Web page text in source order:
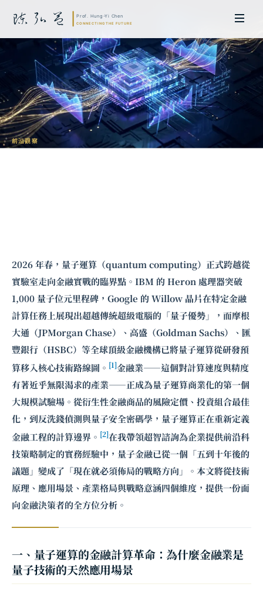
前沿觀察
2026 年春，量子運算（quantum computing）正式跨越從
實驗室走向金融實戰的臨界點。IBM 的 Heron 處理器突破
1,000 量子位元里程碑，Google 的 Willow 晶片在特定金融
計算任務上展現出超越傳統超級電腦的「量子優勢」，而摩根
大通（JPMorgan Chase）、高盛（Goldman Sachs）、匯
豐銀行（HSBC）等全球頂級金融機構已將量子運算從研發預
算移入核心技術路線圖。 [1]金融業——這個對計算速度與精度
有著近乎無限渴求的產業——正成為量子運算商業化的第一個
大規模試驗場。從衍生性金融商品的風險定價、投資組合最佳
化，到反洗錢偵測與量子安全密碼學，量子運算正在重新定義
金融工程的計算邊界。 [2]在我帶領超智諮詢為企業提供前沿科
技策略制定的實務經驗中，量子金融已從一個「五到十年後的
議題」變成了「現在就必須佈局的戰略方向」。本文將從技術
原理、應用場景、產業格局與戰略意涵四個維度，提供一份面
向金融決策者的全方位分析。
一、量子運算的金融計算革命：為什麼金融業是
量子技術的天然應用場景